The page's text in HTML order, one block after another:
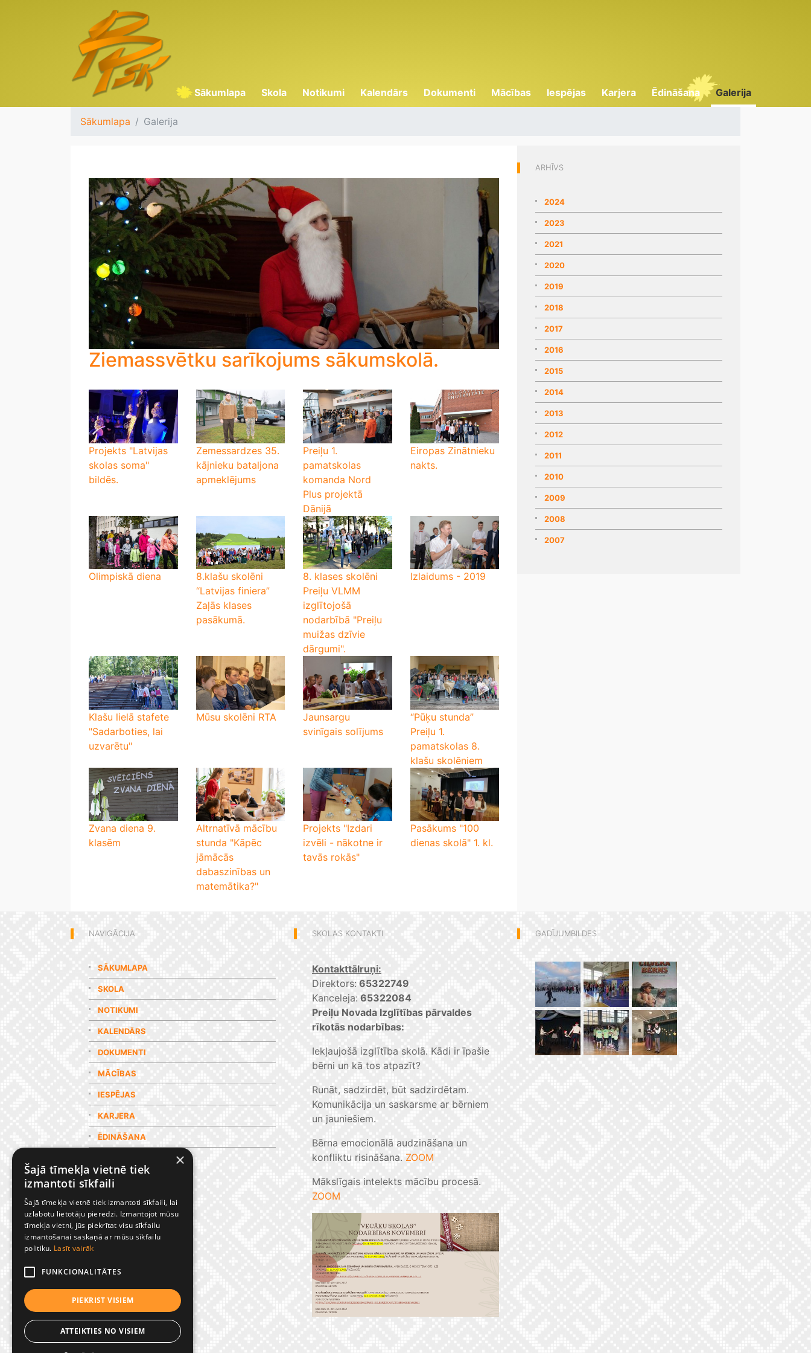
Sākumlapa Skola Notikumi Kalendārs Dokumenti Mācības Iespējas Karjera Ēdināšana Galerija
Sākumlapa Galerija
Ziemassvētku sarīkojums sākumskolā.
Projekts "Latvijas
skolas soma"
bildēs.
Zemessardzes 35.
kājnieku bataljona
apmeklējums
Preiļu 1.
pamatskolas
komanda Nord
Plus projektā
Dānijā
Eiropas Zinātnieku
nakts.
Olimpiskā diena
8.klašu skolēni
“Latvijas finiera”
Zaļās klases
pasākumā.
8. klases skolēni
Preiļu VLMM
izglītojošā
nodarbībā "Preiļu
muižas dzīvie
dārgumi".
Izlaidums - 2019
Klašu lielā stafete
"Sadarboties, lai
uzvarētu"
Mūsu skolēni RTA
Jaunsargu
svinīgais solījums
“Pūķu stunda”
Preiļu 1.
pamatskolas 8.
klašu skolēniem
Zvana diena 9.
klasēm
Altrnatīvā mācību
stunda "Kāpēc
jāmācās
dabaszinības un
matemātika?"
Projekts "Izdari
izvēli - nākotne ir
tavās rokās"
Pasākums "100
dienas skolā" 1. kl.
ARHĪVS
2024
2023
2021
2020
2019
2018
2017
2016
2015
2014
2013
2012
2011
2010
2009
2008
2007
NAVIGĀCIJA
SĀKUMLAPA
SKOLA
NOTIKUMI
KALENDĀRS
DOKUMENTI
MĀCĪBAS
IESPĒJAS
KARJERA
ĒDINĀŠANA
SKOLAS KONTAKTI
Kontakttālruņi:
Direktors: 65322749
Kanceleja: 65322084
Preiļu Novada Izglītības pārvaldes
rīkotās nodarbības:
Iekļaujošā izglītība skolā. Kādi ir īpašie
bērni un kā tos atpazīt?
Runāt, sadzirdēt, būt sadzirdētam.
Komunikācija un saskarsme ar bērniem
un jauniešiem.
Bērna emocionālā audzināšana un
konfliktu risināšana. ZOOM
Mākslīgais intelekts mācību procesā.
ZOOM
GADĪJUMBILDES
×
Šajā tīmekļa vietnē tiek
izmantoti sīkfaili
Šajā tīmekļa vietnē tiek izmantoti sīkfaili, lai
uzlabotu lietotāju pieredzi. Izmantojot mūsu
tīmekļa vietni, jūs piekrītat visu sīkfailu
izmantošanai saskaņā ar mūsu sīkfailu
politiku. Lasīt vairāk
FUNKCIONALITĀTES
PIEKRIST VISIEM
ATTEIKTIES NO VISIEM